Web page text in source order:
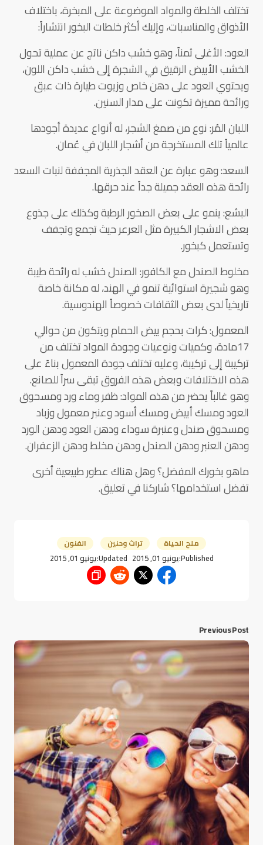
تختلف الخلطة والمواد الموضوعة على المبخرة، باختلاف
الأذواق والمناسبات، وإليك أكثر خلطات البخور انتشاراً:
العود: الأغلى ثمناً، وهو خشب داكن ناتج عن عملية تحول
الخشب الأبيض الرقيق في الشجرة إلى خشب داكن اللون،
ويحتوي العود على دهن خاص وزيوت طيارة ذات عبق
ورائحة مميزة تكونت على مدار السنين.
اللبان المُر: نوع من صمغ الشجر، له أنواع عديدة أجودها
عالمياً تلك المستخرجة من أشجار اللبان في عُمان.
السعد: وهو عبارة عن العقد الجذرية المجففة لنبات السعد
رائحة هذه العقد جميلة جداً عند حرقها.
البشع: ينمو على بعض الصخور الرطبة وكذلك على جذوع
بعض الاشجار الكبيرة مثل العرعر حيث تجمع وتجفف
وتستعمل كبخور.
مخلوط الصندل مع الكافور: الصندل خشب له رائحة طيبة
وهو شجيرة استوائية تنمو في الهند، له مكانة خاصة
تاريخياً لدى بعض الثقافات خصوصاً الهندوسية.
المعمول: كرات بحجم بيض الحمام ويتكون من حوالي
17مادة، وكميات ونوعيات وجودة المواد تختلف من
تركيبة إلى تركيبة، وعليه تختلف جودة المعمول بناءً على
هذه الاختلافات وبعض هذه الفروق تبقى سراً للصانع.
وهو غالباً يحضر من هذه المواد: ظفر وماء ورد ومسحوق
العود ومسك أبيض ومسك أسود وعنبر معمول وزباد
ومسحوق صندل وعنبرة سوداء ودهن العود ودهن الورد
ودهن العنبر ودهن الصندل ودهن مخلط ودهن الزعفران.
ماهو بخورك المفضل؟ وهل هناك عطور طبيعية أخرى
تفضل استخدامها؟ شاركنا في تعليق.
ملح الحياة تراث وحنين الفنون
Published:يونيو 01, 2015 Updated:يونيو 01, 2015
Previous Post